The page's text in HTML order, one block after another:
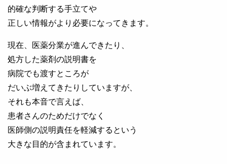
的確な判断する手立てや
正しい情報がより必要になってきます。
現在、医薬分業が進んできたり、
処方した薬剤の説明書を
病院でも渡すところが
だいぶ増えてきたりしていますが、
それも本音で言えば、
患者さんのためだけでなく
医師側の説明責任を軽減するという
大きな目的が含まれています。